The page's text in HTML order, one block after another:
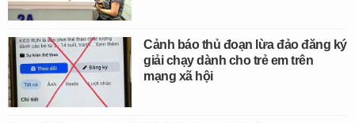
Cảnh báo thủ đoạn lừa đảo đăng ký
giải chạy dành cho trẻ em trên
mạng xã hội